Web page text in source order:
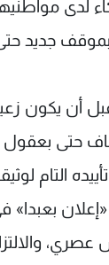
لدى
بموقف
أن يكون
حتى
التام
«إعلان
عصري،